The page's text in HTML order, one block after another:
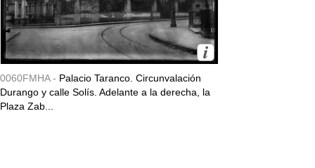
0060FMHA - Palacio Taranco. Circunvalación
Durango y calle Solís. Adelante a la derecha, la
Plaza Zab...